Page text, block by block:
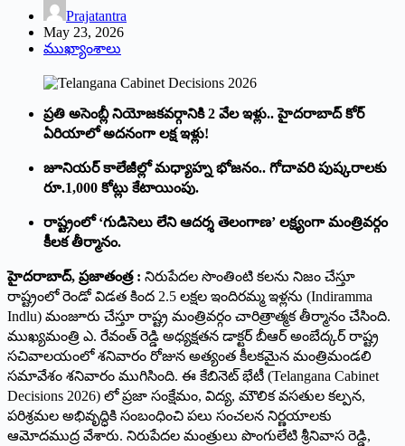
Prajatantra
May 23, 2026
ముఖ్యాంశాలు
ప్రతి అసెంబ్లీ నియోజకవర్గానికి 2 వేల ఇళ్లు.. హైదరాబాద్ కోర్
ఏరియాలో అదనంగా లక్ష ఇళ్లు!
జూనియర్ కాలేజీల్లో మధ్యాహ్న భోజనం.. గోదావరి పుష్కరాలకు
రూ.1,000 కోట్లు కేటాయింపు.
రాష్ట్రంలో ‘గుడిసెలు లేని ఆదర్శ తెలంగాణ’ లక్ష్యంగా మంత్రివర్గం
కీలక తీర్మానం.
హైదరాబాద్​, ప్రజాతంత్ర : నిరుపేదల సొంతింటి కలను నిజం చేస్తూ
రాష్ట్రంలో రెండో విడత కింద 2.5 లక్షల ఇందిరమ్మ ఇళ్లను (Indiramma
Indlu) మంజూరు చేస్తూ రాష్ట్ర మంత్రివర్గం చారిత్రాత్మక తీర్మానం చేసింది.
ముఖ్యమంత్రి ఎ. రేవంత్ రెడ్డి అధ్యక్షతన డాక్టర్ బీఆర్ అంబేద్కర్ రాష్ట్ర
సచివాలయంలో శనివారం రోజున అత్యంత కీలకమైన మంత్రిమండలి
సమావేశం శనివారం ముగిసింది. ఈ కేబినెట్ భేటీ (Telangana Cabinet
Decisions 2026) లో ప్రజా సంక్షేమం, విద్య, మౌలిక వసతుల కల్పన,
పరిశ్రమల అభివృద్ధికి సంబంధించి పలు సంచలన నిర్ణయాలకు
ఆమోదముద్ర వేశారు. నిరుపేదల మంత్రులు పొంగులేటి శ్రీనివాస రెడ్డి,